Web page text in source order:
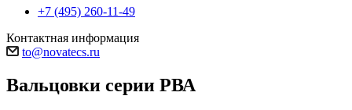
+7 (495) 260-11-49
Контактная информация
to@novatecs.ru
Вальцовки серии РВА